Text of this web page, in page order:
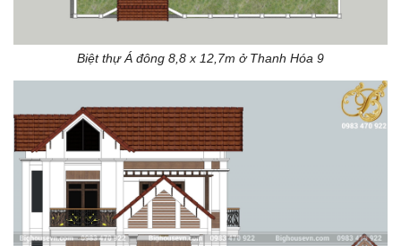
Biệt thự Á đông 8,8 x 12,7m ở Thanh Hóa 9